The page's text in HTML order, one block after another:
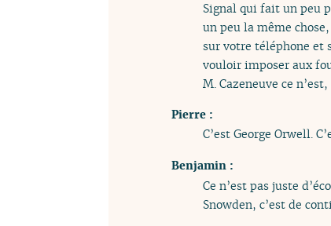
Signal qui fait un peu
un peu la même
sur votre téléphone et
vouloir imposer aux
M. Cazeneuve ce
Pierre :
C’est George Orwell.
Benjamin :
Ce n’est pas juste
Snowden, c’est de